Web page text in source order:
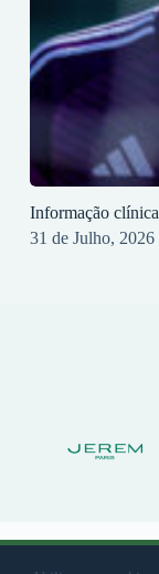
Informação
31 de Julho, 2026